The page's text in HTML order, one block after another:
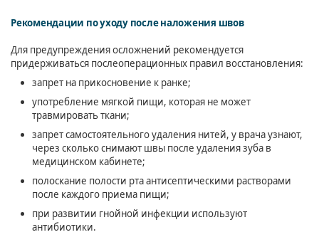
Рекомендации по уходу после наложения швов
Для предупреждения осложнений рекомендуется
придерживаться послеоперационных правил восстановления:
запрет на прикосновение к ранке;
употребление мягкой пищи, которая не может
травмировать ткани;
запрет самостоятельного удаления нитей, у врача узнают,
через сколько снимают швы после удаления зуба в
медицинском кабинете;
полоскание полости рта антисептическими растворами
после каждого приема пищи;
при развитии гнойной инфекции используют
антибиотики.